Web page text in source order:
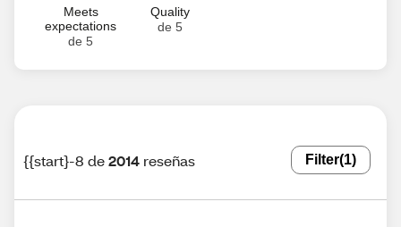
Meets
expectations
de 5
Quality
de 5
{{start}-8 de2014 reseñas Filter(1)